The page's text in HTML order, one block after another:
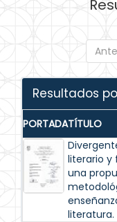
Resultados
PORTADATÍTULO
literario
una
literatura.